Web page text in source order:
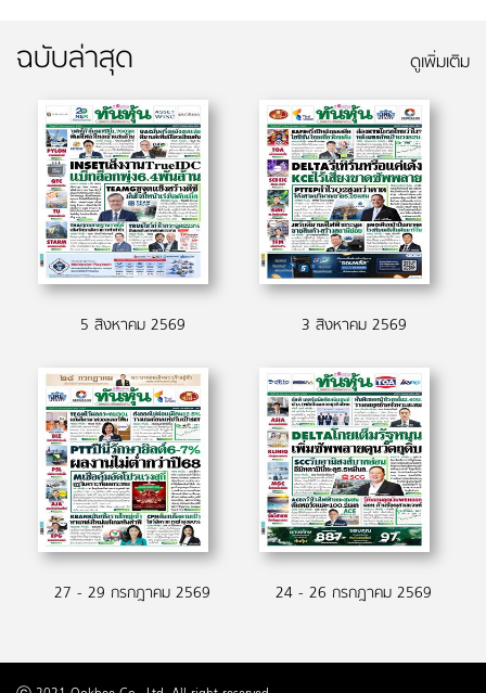
ฉบับล่าสุด ดูเพิ่มเติม
5 สิงหาคม 2569 3 สิงหาคม 2569
27 - 29 กรกฎาคม 2569 24 - 26 กรกฎาคม 2569